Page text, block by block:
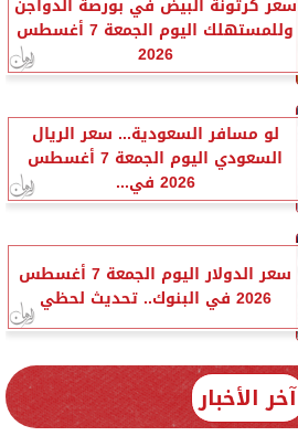
سعر كرتونة البيض في بورصة الدواجن
وللمستهلك اليوم الجمعة 7 أغسطس
2026
لو مسافر السعودية... سعر الريال
السعودي اليوم الجمعة 7 أغسطس
2026 في...
سعر الدولار اليوم الجمعة 7 أغسطس
2026 في البنوك.. تحديث لحظي
آخر الأخبار